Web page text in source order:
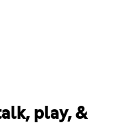
play, &